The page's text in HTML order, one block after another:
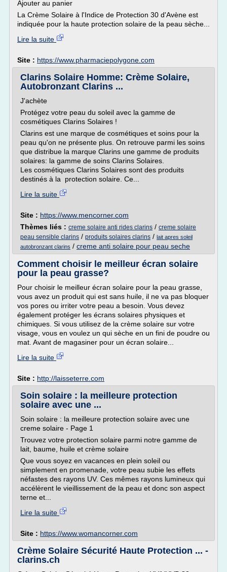
Ajouter au panier
La Crème Solaire à l'Indice de Protection 30 d'Avène est
indiquée pour la haute protection solaire de la peau sèche...
Lire la suite
Site : https://www.pharmaciepolygone.com
Clarins Solaire Homme: Crème Solaire,
Autobronzant Clarins ...
J'achète
Protégez votre peau du soleil avec la gamme de
cosmétiques Clarins Solaires !
Clarins est une marque de cosmétiques et soins pour la
peau qu'on ne présente plus. On retrouve parmi les soins
que distribue la marque Clarins une gamme de produits
solaires: la gamme de soins Clarins Solaires.
Les cosmétiques Clarins Solaires sont des produits
destinés à la protection solaire. Ce...
Lire la suite
Site : https://www.mencorner.com
Thèmes liés : creme solaire anti rides clarins / creme solaire
peau sensible clarins / produits solaires clarins / lait apres soleil
autobronzant clarins / creme anti solaire pour peau seche
Comment choisir le meilleur écran solaire
pour la peau grasse?
Pour choisir le meilleur écran solaire pour la peau grasse,
vous avez un produit qui est sans huile, il ne va pas bloquer
vos pores ou irriter votre peau a besoin. Vous devez
également protéger les écrans solaires physiques et
chimiques. Si vous utilisez de la crème solaire sur votre
visage, vous en voulez un qui sèche en un fini de poudre ou
mat. Avant de magasiner pour un écran solaire...
Lire la suite
Site : http://laisseterre.com
Soin solaire : la meilleure protection
solaire avec une ...
Soin solaire : la meilleure protection solaire avec une
creme solaire - Page 1
Trouvez votre protection solaire parmi notre gamme de
lait, baume, huile et crème solaire
Que vous soyez en vacances en plein soleil ou
simplement en promenade, votre peau subie les effets
néfastes des rayons UV. Ces mêmes rayons lumineux qui
accélèrent le vieillissement de la peau et donc son aspect
terne et...
Lire la suite
Site : https://www.womancorner.com
Crème Solaire Sécurité Haute Protection ... -
clarins.ch